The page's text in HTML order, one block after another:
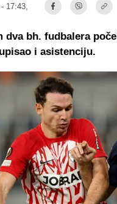
17:43,
dva bh. fudbalera
i asistenciju.